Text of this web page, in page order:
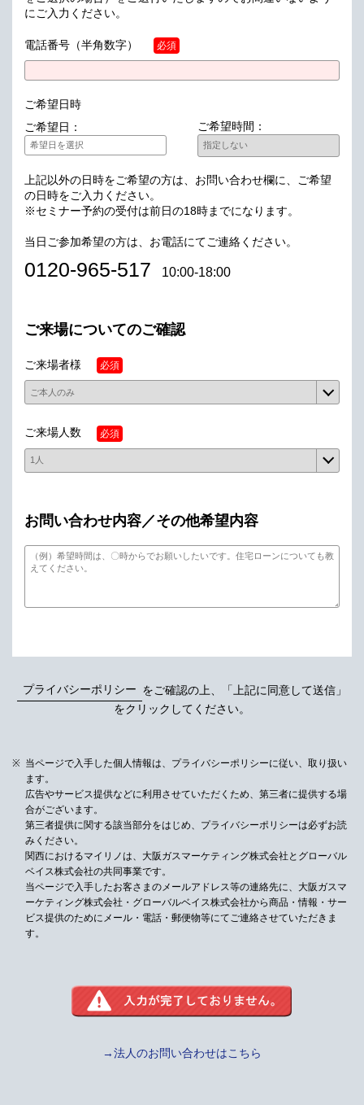
にご入力ください。
電話番号 （半角数字） 必須
ご希望日時
ご希望日：
ご希望時間：
上記以外の日時をご希望の方は、お問い合わせ欄に、ご希望
の日時をご入力ください。
※セミナー予約の受付は前日の18時までになります。
当日ご参加希望の方は、お電話にてご連絡ください。
0120-965-517 10:00-18:00
ご来場についてのご確認
ご来場者様 必須
ご来場人数 必須
お問い合わせ内容／その他希望内容
プライバシーポリシー をご確認の上、「上記に同意して送信」
をクリックしてください。
当ページで入手した個人情報は、プライバシーポリシーに従い、取り扱い
ます。
広告やサービス提供などに利用させていただくため、第三者に提供する場
合がございます。
第三者提供に関する該当部分をはじめ、プライバシーポリシーは必ずお読
みください。
関西におけるマイリノは、大阪ガスマーケティング株式会社とグローバル
ベイス株式会社の共同事業です。
当ページで入手したお客さまのメールアドレス等の連絡先に、大阪ガスマ
ーケティング株式会社・グローバルベイス株式会社から商品・情報・サー
ビス提供のためにメール・電話・郵便物等にてご連絡させていただきま
す。
→法人のお問い合わせはこちら